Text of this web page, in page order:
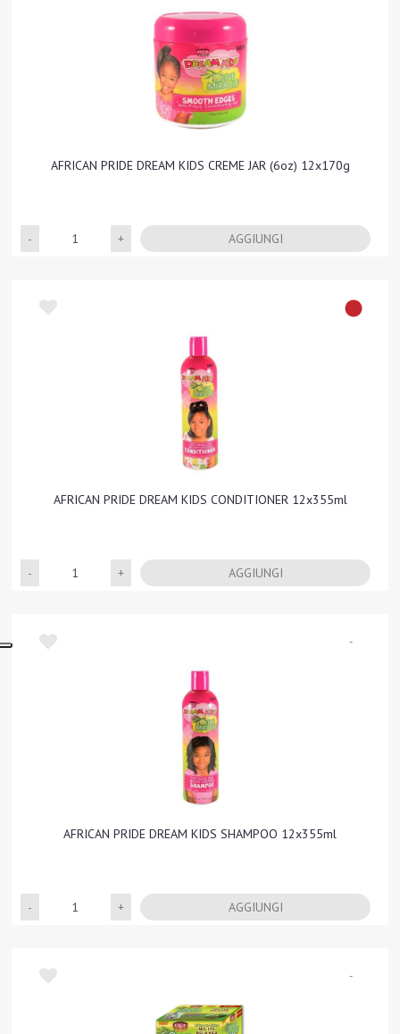
AFRICAN PRIDE DREAM KIDS CREME JAR (6oz) 12x170g
AGGIUNGI
AFRICAN PRIDE DREAM KIDS CONDITIONER 12x355ml
AGGIUNGI
-
AFRICAN PRIDE DREAM KIDS SHAMPOO 12x355ml
AGGIUNGI
-